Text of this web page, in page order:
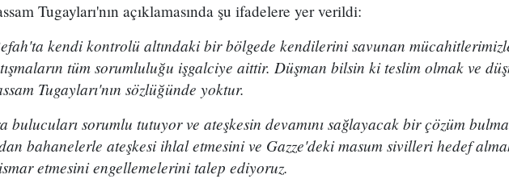
Tugayları'nın açıklamasında şu ifadelere yer verildi:
kendi kontrolü altındaki bir bölgede kendilerini savunan
tüm sorumluluğu işgalciye aittir. Düşman bilsin ki teslim olmak ve
Tugayları'nın sözlüğünde yoktur.
bulucuları sorumlu tutuyor ve ateşkesin devamını sağlayacak bir çözüm
bahanelerle ateşkesi ihlal etmesini ve Gazze'deki masum sivilleri hedef
etmesini engellemelerini talep ediyoruz.